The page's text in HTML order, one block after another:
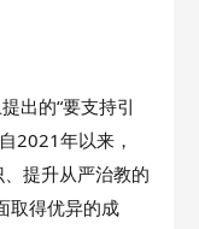
出的“要支持引
2021年以来，
提升从严治教的
取得优异的成